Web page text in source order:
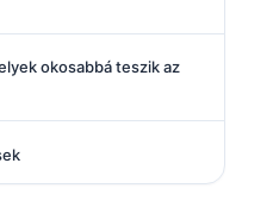
okosabbá teszik az